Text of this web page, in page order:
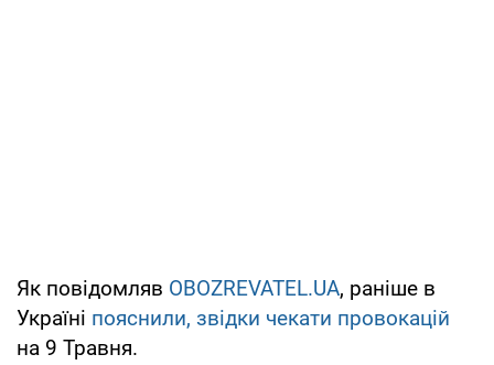
Як повідомляв OBOZREVATEL.UA, раніше в
Україні пояснили, звідки чекати провокацій
на 9 Травня.